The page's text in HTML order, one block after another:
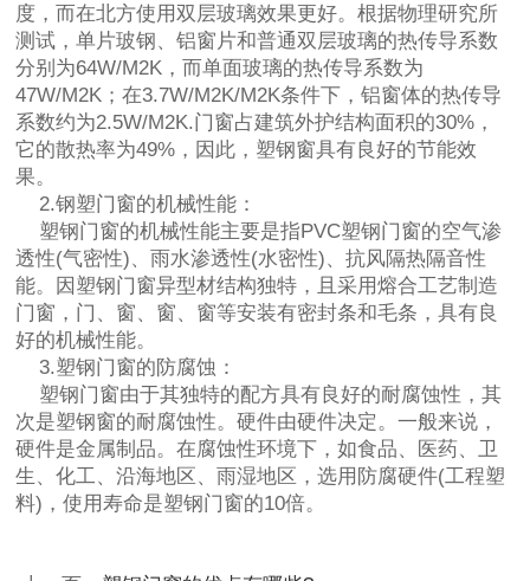
度，而在北方使用双层玻璃效果更好。根据物理研究所
测试，单片玻钢、铝窗片和普通双层玻璃的热传导系数
分别为64W/M2K，而单面玻璃的热传导系数为
47W/M2K；在3.7W/M2K/M2K条件下，铝窗体的热传导
系数约为2.5W/M2K.门窗占建筑外护结构面积的30%，
它的散热率为49%，因此，塑钢窗具有良好的节能效
果。
2.钢塑门窗的机械性能：
塑钢门窗的机械性能主要是指PVC塑钢门窗的空气渗
透性(气密性)、雨水渗透性(水密性)、抗风隔热隔音性
能。因塑钢门窗异型材结构独特，且采用熔合工艺制造
门窗，门、窗、窗、窗等安装有密封条和毛条，具有良
好的机械性能。
3.塑钢门窗的防腐蚀：
塑钢门窗由于其独特的配方具有良好的耐腐蚀性，其
次是塑钢窗的耐腐蚀性。硬件由硬件决定。一般来说，
硬件是金属制品。在腐蚀性环境下，如食品、医药、卫
生、化工、沿海地区、雨湿地区，选用防腐硬件(工程塑
料)，使用寿命是塑钢门窗的10倍。